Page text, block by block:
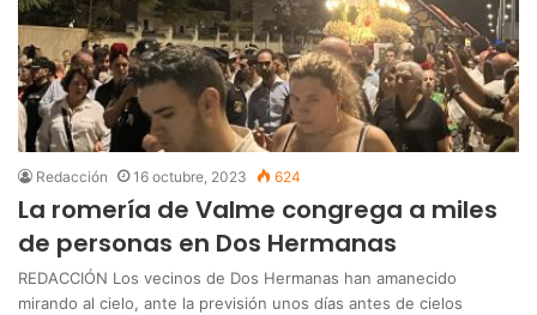
Redacción 16 octubre, 2023 624
La romería de Valme congrega a miles
de personas en Dos Hermanas
REDACCIÓN Los vecinos de Dos Hermanas han amanecido
mirando al cielo, ante la previsión unos días antes de cielos